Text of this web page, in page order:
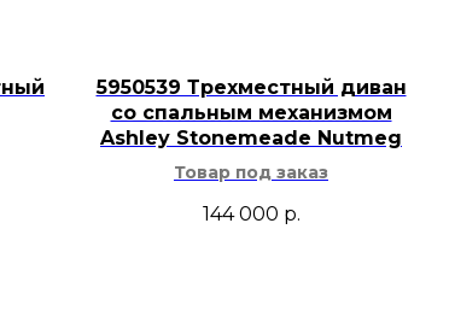
5950539 Трехместный диван
со спальным механизмом
Ashley Stonemeade Nutmeg
Товар под заказ
144 000 р.